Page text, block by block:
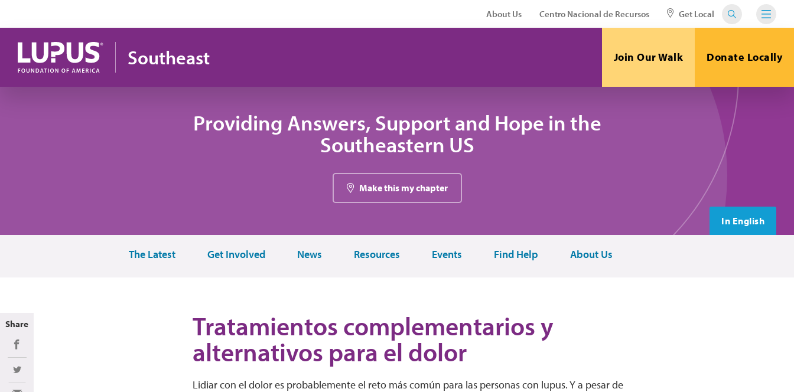
About Us Centro Nacional de Recursos Get Local
Southeast Join Our Walk Donate Locally
Providing Answers, Support and Hope in the
Southeastern US
Make this my chapter
In English
The Latest Get Involved News Resources Events Find Help About Us
Tratamientos complementarios y
alternativos para el dolor
Lidiar con el dolor es probablemente el reto más común para las personas con lupus. Y a pesar de
Share
Share on Facebook
Share on Twitter